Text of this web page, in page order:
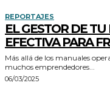
REPORTAJES
EL GESTOR DE
EFECTIVA PARA
Más allá de los manuales
muchos emprendedores...
06/03/2025